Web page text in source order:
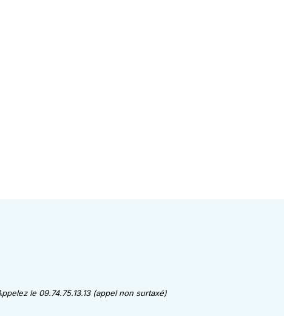
le 09.74.75.13.13 (appel non surtaxé)